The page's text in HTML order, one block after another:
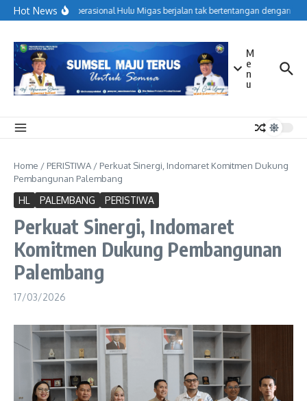
Lewati ke konten
Hot News
Menjaga Operasional Hulu Migas berjalan tak bertentangan dengan
M
e
n
u
Home / PERISTIWA / Perkuat Sinergi, Indomaret Komitmen Dukung
Pembangunan Palembang
HL PALEMBANG PERISTIWA
Perkuat Sinergi, Indomaret
Komitmen Dukung Pembangunan
Palembang
17/03/2026